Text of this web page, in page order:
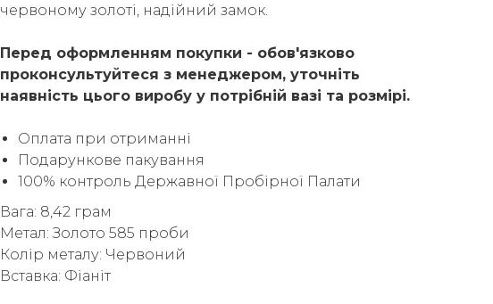
червоному золоті, надійний замок.
Перед оформленням покупки - обов'язково
проконсультуйтеся з менеджером, уточніть
наявність цього виробу у потрібній вазі та розмірі.
Оплата при отриманні
Подарункове пакування
100% контроль Державної Пробірної Палати
Вага: 8,42 грам
Метал: Золото 585 проби
Колір металу: Червоний
Вставка: Фіаніт